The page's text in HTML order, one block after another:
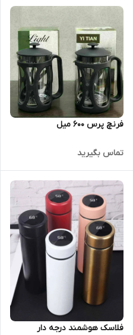
فرنچ پرس 600 میل
تماس بگیرید
فلاسک هوشمند درجه دار